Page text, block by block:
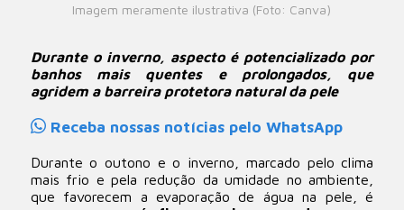
Imagem meramente ilustrativa (Foto: Canva)
Durante o inverno, aspecto é potencializado por
banhos mais quentes e prolongados, que
agridem a barreira protetora natural da pele
Receba nossas notícias pelo WhatsApp
Durante o outono e o inverno, marcado pelo clima
mais frio e pela redução da umidade no ambiente,
que favorecem a evaporação de água na pele, é